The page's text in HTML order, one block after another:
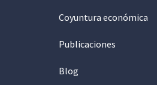
Coyuntura económica
Publicaciones
Blog